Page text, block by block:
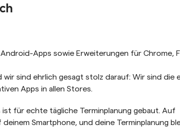
Apps sowie Erweiterungen für Chrome,
wir sind ehrlich gesagt stolz darauf: Wir sind die
Apps in allen Stores.
ist für echte tägliche Terminplanung gebaut. Auf
Smartphone, und deine Terminplanung